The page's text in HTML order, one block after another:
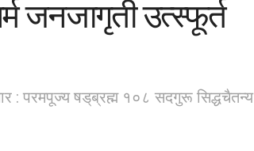
जनजागृती उत्स्फूर्त
: परमपूज्य षड्‌ब्रह्म १०८ सदगुरू सिद्धचैतन्य